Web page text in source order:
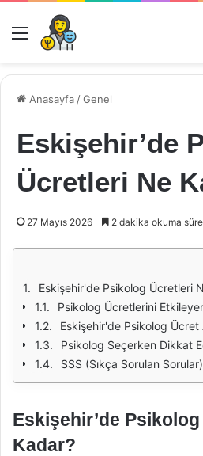
Menü
Anasayfa /Genel
Eskişehir’de
Ücretleri Ne
27 Mayıs 2026 2 dakika okuma
Eskişehir'de Psikolog Ücretleri
Psikolog Ücretlerini
Eskişehir'de Psikolog Ücret
Psikolog Seçerken Dikkat
SSS (Sıkça Sorulan Sorular)
Eskişehir’de
Kadar?